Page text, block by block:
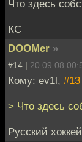
Что здесь
КС
DOOMer »
#14 | 20.09.08
Кому: ev1l, #13
> Что здесь
Русский